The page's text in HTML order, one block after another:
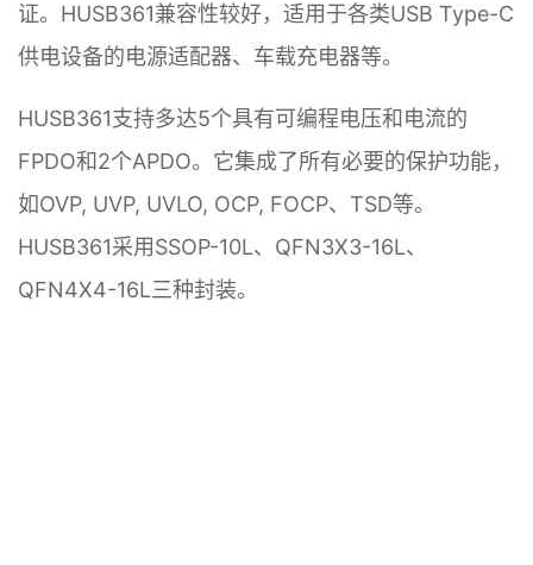
证。HUSB361兼容性较好，适用于各类USB Type-C
供电设备的电源适配器、车载充电器等。
HUSB361支持多达5个具有可编程电压和电流的
FPDO和2个APDO。它集成了所有必要的保护功能，
如OVP, UVP, UVLO, OCP, FOCP、TSD等。
HUSB361采用SSOP-10L、QFN3X3-16L、
QFN4X4-16L三种封装。